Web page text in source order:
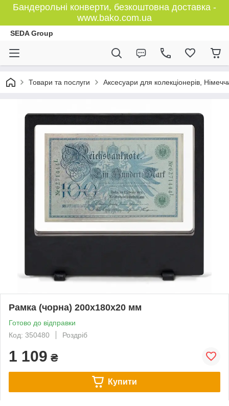
Бандерольні конверти, безкоштовна доставка -
www.bako.com.ua
SEDA Group
Товари та послуги Аксесуари для колекціонерів,
Рамка (чорна) 200x180x20 мм
Готово до відправки
Код: 350480
Роздріб
1 109 ₴
Купити